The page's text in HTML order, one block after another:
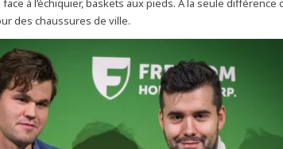
des chaussures de ville.